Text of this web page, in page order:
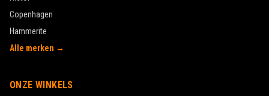
Copenhagen
Hammerite
Alle merken →
ONZE WINKELS